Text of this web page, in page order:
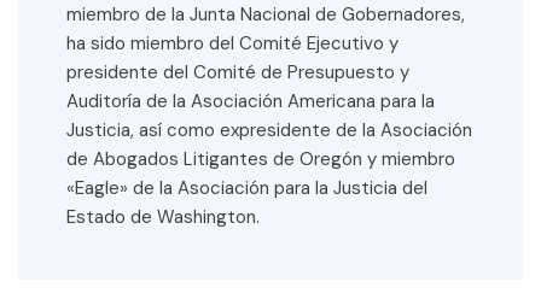
miembro de la Junta Nacional de Gobernadores,
ha sido miembro del Comité Ejecutivo y
presidente del Comité de Presupuesto y
Auditoría de la Asociación Americana para la
Justicia, así como expresidente de la Asociación
de Abogados Litigantes de Oregón y miembro
«Eagle» de la Asociación para la Justicia del
Estado de Washington.